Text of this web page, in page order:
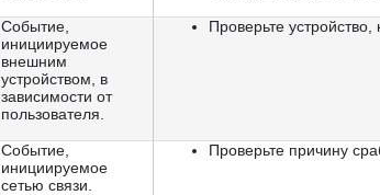
Событие,
инициируемое
внешним
устройством, в
зависимости от
пользователя.
Проверьте устройство,
Событие,
инициируемое
сетью связи.
Проверьте причину